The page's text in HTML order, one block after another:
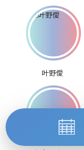
叶野僾